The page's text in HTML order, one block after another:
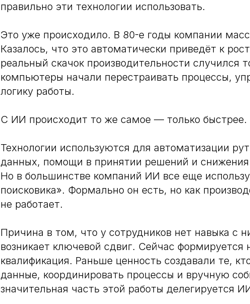
правильно эти технологии использовать.
Это уже происходило. В 80-е годы компании
Казалось, что это автоматически приведёт к
реальный скачок производительности случился
компьютеры начали перестраивать процессы,
логику работы.
С ИИ происходит то же самое — только быстрее.
Технологии используются для автоматизации
данных, помощи в принятии решений и снижения
Но в большинстве компаний ИИ все еще
поисковика». Формально он есть, но как
не работает.
Причина в том, что у сотрудников нет навыка с
возникает ключевой сдвиг. Сейчас формируется
квалификация. Раньше ценность создавали те,
данные, координировать процессы и вручную
значительная часть этой работы делегируется